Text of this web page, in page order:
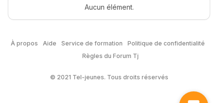
Aucun élément.
À propos Aide Service de formation
Politique de confidentialité
Règles du Forum Tj
© 2021 Tel-jeunes. Tous droits réservés